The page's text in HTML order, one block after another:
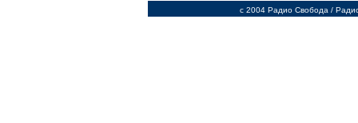
c 2004 Радио Свобода /